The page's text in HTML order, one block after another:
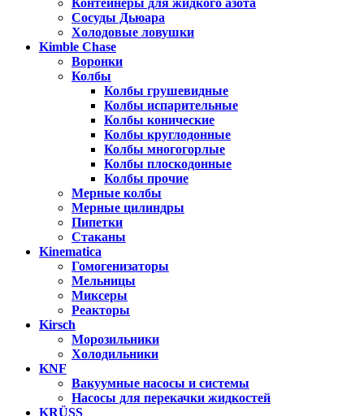
Контейнеры для жидкого азота
Сосуды Дьюара
Холодовые ловушки
Kimble Chase
Воронки
Колбы
Колбы грушевидные
Колбы испарительные
Колбы конические
Колбы круглодонные
Колбы многогорлые
Колбы плоскодонные
Колбы прочие
Мерные колбы
Мерные цилиндры
Пипетки
Стаканы
Kinematica
Гомогенизаторы
Мельницы
Миксеры
Реакторы
Kirsch
Морозильники
Холодильники
KNF
Вакуумные насосы и системы
Насосы для перекачки жидкостей
KRÜSS